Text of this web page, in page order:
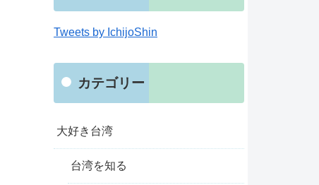
Tweets by IchijoShin
カテゴリー
大好き台湾
台湾を知る